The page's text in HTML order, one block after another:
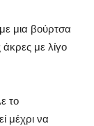
μια βούρτσα
με λίγο
το
μέχρι να